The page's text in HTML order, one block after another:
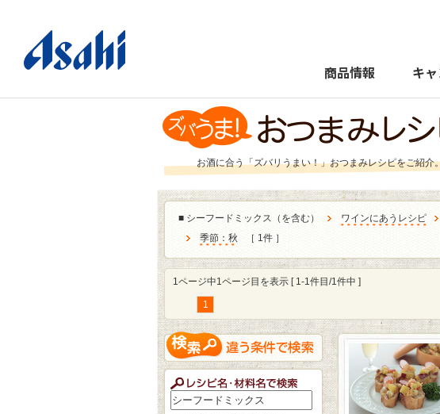
商品情報 キ
お酒に合う「ズバリうまい！」おつまみレシピをご紹介
■ シーフードミックス（を含む） ワインにあうレシピ
季節：秋
［ 1件 ］
1ページ中1ページ目を表示 [ 1-1件目/1件中 ]
1